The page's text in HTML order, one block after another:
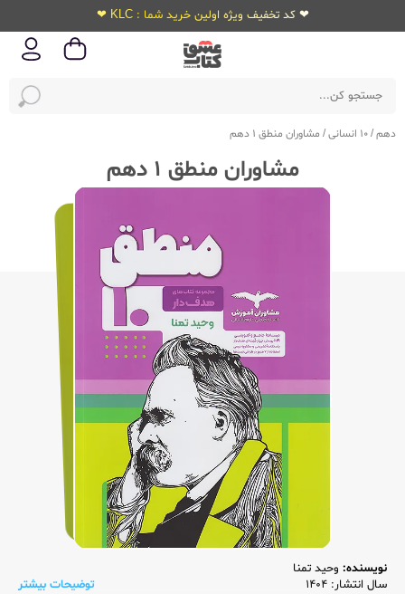
❤ کد تخفیف ویژه اولین خرید شما : KLC ❤
دهم/10 انسانی / مشاوران منطق 1 دهم
مشاوران منطق 1 دهم
نویسنده: وحید تمنا
سال انتشار: 1404
توضیحات بیشتر